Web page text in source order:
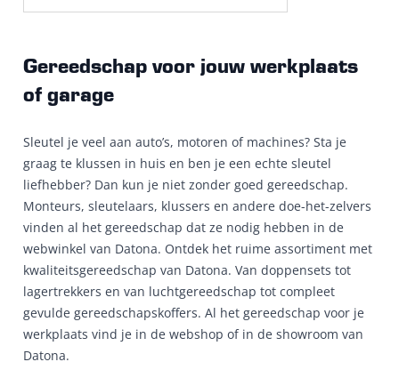
Gereedschap voor jouw werkplaats
of garage
Sleutel je veel aan auto’s, motoren of machines? Sta je
graag te klussen in huis en ben je een echte sleutel
liefhebber? Dan kun je niet zonder goed gereedschap.
Monteurs, sleutelaars, klussers en andere doe-het-zelvers
vinden al het gereedschap dat ze nodig hebben in de
webwinkel van Datona. Ontdek het ruime assortiment met
kwaliteitsgereedschap van Datona. Van doppensets tot
lagertrekkers en van luchtgereedschap tot compleet
gevulde gereedschapskoffers. Al het gereedschap voor je
werkplaats vind je in de webshop of in de showroom van
Datona.